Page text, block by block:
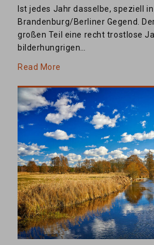
Ist jedes Jahr dasselbe, speziell
Brandenburg/Berliner Gegend.
großen Teil eine recht trostlose
bilderhungrigen…
Read More